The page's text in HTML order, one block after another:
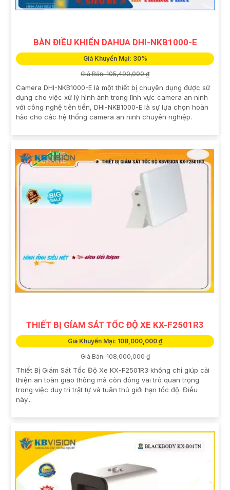
BÀN ĐIỀU KHIỂN DAHUA DHI-NKB1000-E
Giá Khuyến Mại: 30%
Giá Bán: 105,490,000 ₫
Camera DHI-NKB1000-E là một thiết bị chuyên dụng được sử
dụng cho việc xử lý hình ảnh trong lĩnh vực camera an ninh
với công nghệ tiên tiến, DHI-NKB1000-E là sự lựa chọn hoàn
hảo cho các hệ thống camera an ninh chuyên nghiệp.
THIẾT BỊ GÍAM SÁT TỐC ĐỘ XE KX-F2501R3
Giá Khuyến Mại: 108,000,000 ₫
Giá Bán: 108,000,000 ₫
Thiết Bị Giám Sát Tốc Độ Xe KX-F2501R3 không chỉ giúp cải
thiện an toàn giao thông mà còn đóng vai trò quan trọng
trong việc duy trì trật tự và tuân thủ giới hạn tốc độ. Điều
này...